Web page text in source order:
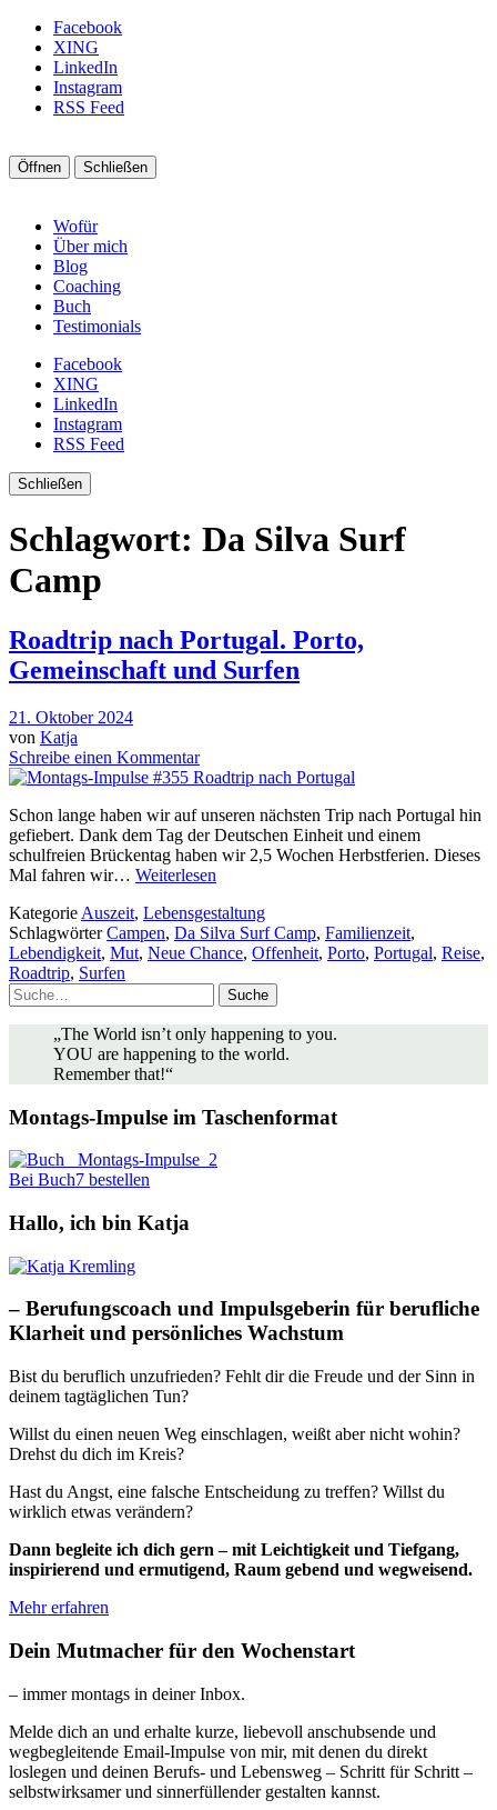
Facebook
XING
LinkedIn
Instagram
RSS Feed
Öffnen Schließen
Wofür
Über mich
Blog
Coaching
Buch
Testimonials
Facebook
XING
LinkedIn
Instagram
RSS Feed
Schließen
Schlagwort: Da Silva Surf
Camp
Roadtrip nach Portugal. Porto,
Gemeinschaft und Surfen
21. Oktober 2024
von Katja
Schreibe einen Kommentar
Schon lange haben wir auf unseren nächsten Trip nach Portugal hin
gefiebert. Dank dem Tag der Deutschen Einheit und einem
schulfreien Brückentag haben wir 2,5 Wochen Herbstferien. Dieses
Mal fahren wir… Weiterlesen
Kategorie Auszeit, Lebensgestaltung
SchlagwörterCampen, Da Silva Surf Camp, Familienzeit,
Lebendigkeit, Mut, Neue Chance, Offenheit, Porto, Portugal, Reise,
Roadtrip, Surfen
Suche
„The World isn’t only happening to you.
YOU are happening to the world.
Remember that!“
Montags-Impulse im Taschenformat
Bei Buch7 bestellen
Hallo, ich bin Katja
– Berufungscoach und Impulsgeberin für berufliche
Klarheit und persönliches Wachstum
Bist du beruflich unzufrieden? Fehlt dir die Freude und der Sinn in
deinem tagtäglichen Tun?
Willst du einen neuen Weg einschlagen, weißt aber nicht wohin?
Drehst du dich im Kreis?
Hast du Angst, eine falsche Entscheidung zu treffen? Willst du
wirklich etwas verändern?
Dann begleite ich dich gern – mit Leichtigkeit und Tiefgang,
inspirierend und ermutigend, Raum gebend und wegweisend.
Mehr erfahren
Dein Mutmacher für den Wochenstart
– immer montags in deiner Inbox.
Melde dich an und erhalte kurze, liebevoll anschubsende und
wegbegleitende Email-Impulse von mir, mit denen du direkt
loslegen und deinen Berufs- und Lebensweg – Schritt für Schritt –
selbstwirksamer und sinnerfüllender gestalten kannst.